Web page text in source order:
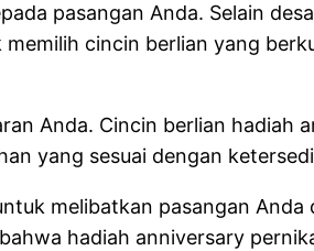
pasangan Anda. Selain
cincin berlian yang
Anda. Cincin berlian hadiah
yang sesuai dengan
melibatkan pasangan
hadiah anniversary